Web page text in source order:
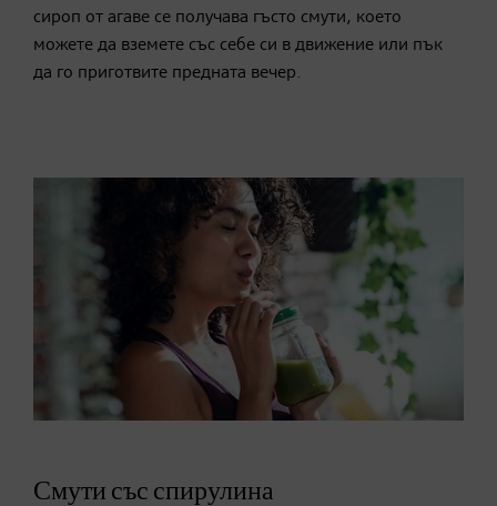
сироп от агаве се получава гъсто смути, което
можете да вземете със себе си в движение или пък
да го приготвите предната вечер.
Смути със спирулина